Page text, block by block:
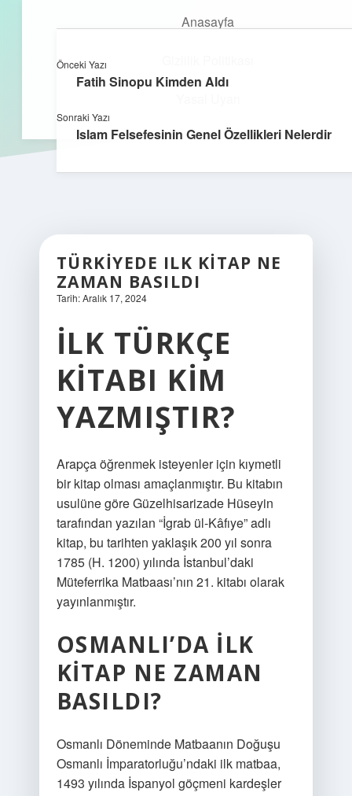
Anasayfa
aç
TÜRKIYEDE ILK KITAP NE
ZAMAN BASILDI
Tarih: Aralık 17, 2024
İLK TÜRKÇE
KITABI KIM
YAZMIŞTIR?
Arapça öğrenmek isteyenler için kıymetli
bir kitap olması amaçlanmıştır. Bu kitabın
usulüne göre Güzelhisarizade Hüseyin
tarafından yazılan “İgrab ül-Kâfıye” adlı
kitap, bu tarihten yaklaşık 200 yıl sonra
1785 (H. 1200) yılında İstanbul’daki
Müteferrika Matbaası’nın 21. kitabı olarak
yayınlanmıştır.
OSMANLI’DA ILK
KITAP NE ZAMAN
BASILDI?
Osmanlı Döneminde Matbaanın Doğuşu
Osmanlı İmparatorluğu’ndaki ilk matbaa,
1493 yılında İspanyol göçmeni kardeşler
Önceki Yazı
Fatih Sinopu Kimden Aldı
Sonraki Yazı
Islam Felsefesinin Genel Özellikleri Nelerdir